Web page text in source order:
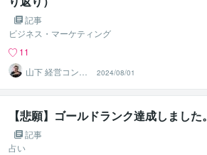
記事
ビジネス・マーケティング
11
山下 経営コンサ
ル／コーチ
2024/08/01
【悲願】ゴールドランク達成しました。
記事
占い